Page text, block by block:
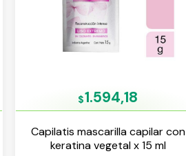
$1.594,18
Capilatis mascarilla capilar con
keratina vegetal x 15 ml